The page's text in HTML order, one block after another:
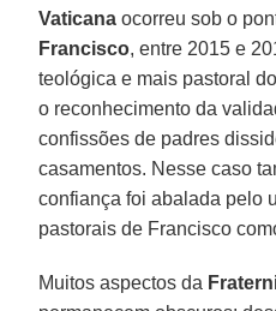
Vaticana ocorreu sob o
Francisco, entre 2015 e
teológica e mais pastoral
o reconhecimento da
confissões de padres
casamentos. Nesse caso
confiança foi abalada pelo
pastorais de Francisco
Muitos aspectos da